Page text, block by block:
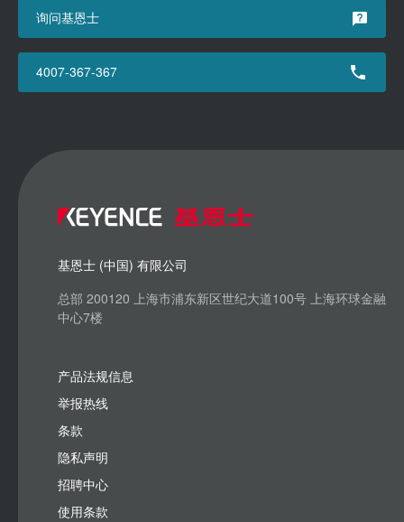
询问基恩士
4007-367-367
基恩士 (中国) 有限公司
总部 200120 上海市浦东新区世纪大道100号 上海环球金融
中心7楼
产品法规信息
举报热线
条款
隐私声明
招聘中心
使用条款